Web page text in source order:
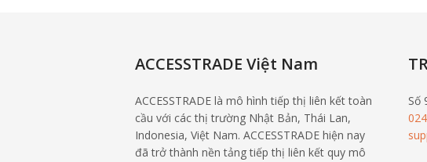
ACCESSTRADE Việt Nam
ACCESSTRADE là mô hình tiếp thị liên kết toàn
cầu với các thị trường Nhật Bản, Thái Lan,
Indonesia, Việt Nam. ACCESSTRADE hiện nay
đã trở thành nền tảng tiếp thị liên kết quy mô
Số